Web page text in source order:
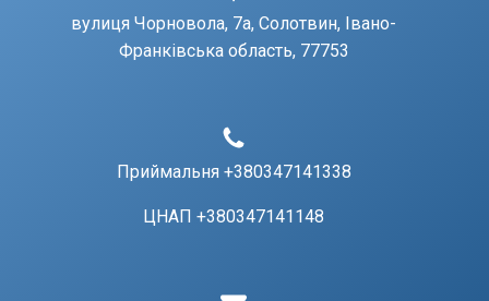
вулиця Чорновола, 7a, Солотвин, Івано-
Франківська область, 77753
Приймальня +380347141338
ЦНАП +380347141148